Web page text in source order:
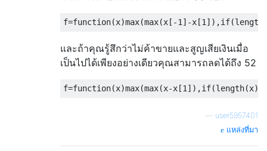
และถ้าคุณรู้สึกว่าไม่ค้าขายและสูญเสียเงินเมื่อ
เป็นไปได้เพียงอย่างเดียวคุณสามารถลดได้ถึง 52
user5957401
แหล่งที่มา